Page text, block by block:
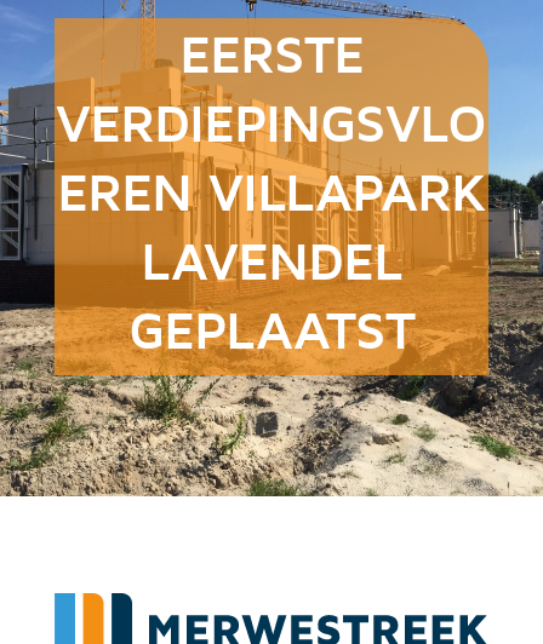
EERSTE
VERDIEPINGSVLO
EREN VILLAPARK
LAVENDEL
GEPLAATST